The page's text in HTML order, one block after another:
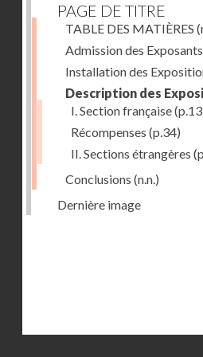
PAGE DE TITRE
TABLE DES MATIÈRES
Admission des Exposants
Installation des
Description des
I. Section française
Récompenses (p.34)
II. Sections étrangères
Conclusions (n.n.)
Dernière image